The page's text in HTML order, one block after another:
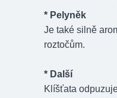
* Pelyněk
Je také silně
roztočům.
* Další
Klíšťata